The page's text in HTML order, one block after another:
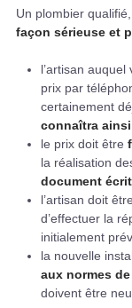
Un plombier
façon sérieuse et
l’artisan
prix par
certainement
connaîtra
le prix doit être
la réalisation
document écrit
l’artisan doit
d’effectuer la
initialement
la nouvelle
aux normes
doivent être